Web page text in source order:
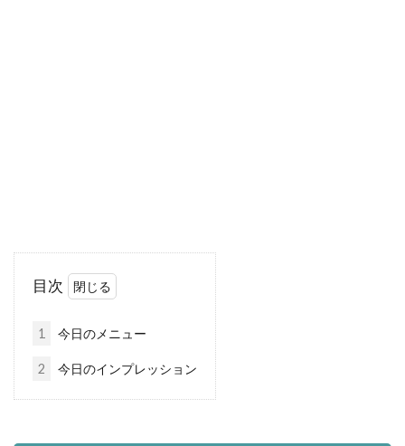
目次
1 今日のメニュー
2 今日のインプレッション